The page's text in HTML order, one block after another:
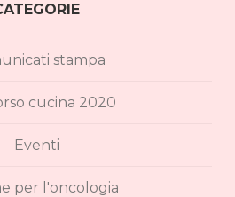
stampa
cucina 2020
Eventi
per l'oncologia